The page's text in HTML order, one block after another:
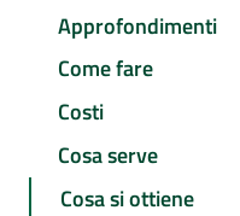
Approfondimenti
Come fare
Costi
Cosa serve
Cosa si ottiene